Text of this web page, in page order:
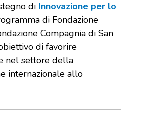
di Innovazione per lo
di Fondazione
Compagnia di San
di favorire
nel settore della
internazionale allo